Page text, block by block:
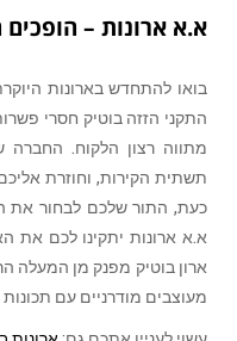
א.א ארונות –
בואו להתחדש בארונות
התקני הזזה בוטיק חסרי
מתווה רצון הלקוח. החברה
תשתית הקירות, וחוזרת
כעת, התור שלכם לבחור את
א.א ארונות יתקינו לכם את
ארון בוטיק מפנק מן המעלה
מעוצבים מודרניים עם